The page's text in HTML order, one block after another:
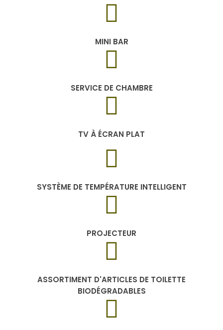
MINI BAR
SERVICE DE CHAMBRE
TV À ÉCRAN PLAT
SYSTÈME DE TEMPÉRATURE INTELLIGENT
PROJECTEUR
ASSORTIMENT D'ARTICLES DE TOILETTE
BIODÉGRADABLES